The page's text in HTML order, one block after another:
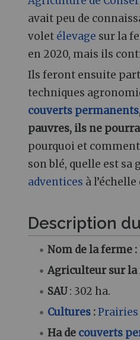
avait peu de
volet élevage sur la
en 2020, mais ils
Ils feront ensuite
techniques
couverts permanents
pauvres, ils ne
pourquoi et
son blé, quelle est
adventices à
Description
Nom de la ferme :
Agriculteur sur la
SAU: 302 ha.
Cultures :
Ha de couverts